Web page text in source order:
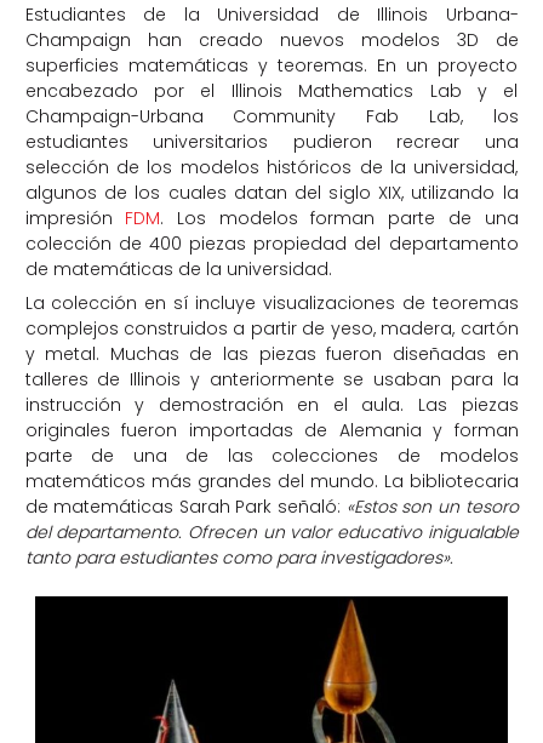
Estudiantes de la Universidad de Illinois Urbana-
Champaign han creado nuevos modelos 3D de
superficies matemáticas y teoremas. En un proyecto
encabezado por el Illinois Mathematics Lab y el
Champaign-Urbana Community Fab Lab, los
estudiantes universitarios pudieron recrear una
selección de los modelos históricos de la universidad,
algunos de los cuales datan del siglo XIX, utilizando la
impresión FDM. Los modelos forman parte de una
colección de 400 piezas propiedad del departamento
de matemáticas de la universidad.
La colección en sí incluye visualizaciones de teoremas
complejos construidos a partir de yeso, madera, cartón
y metal. Muchas de las piezas fueron diseñadas en
talleres de Illinois y anteriormente se usaban para la
instrucción y demostración en el aula. Las piezas
originales fueron importadas de Alemania y forman
parte de una de las colecciones de modelos
matemáticos más grandes del mundo. La bibliotecaria
de matemáticas Sarah Park señaló: «Estos son un tesoro
del departamento. Ofrecen un valor educativo inigualable
tanto para estudiantes como para investigadores».